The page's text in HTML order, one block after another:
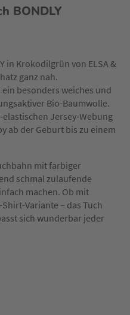
BONDLY
in Krokodilgrün von ELSA &
ganz nah.
besonders weiches und
Bio-Baumwolle.
Jersey-Webung
ab der Geburt bis zu einem
mit farbiger
schmal zulaufende
machen. Ob mit
Variante – das Tuch
sich wunderbar jeder